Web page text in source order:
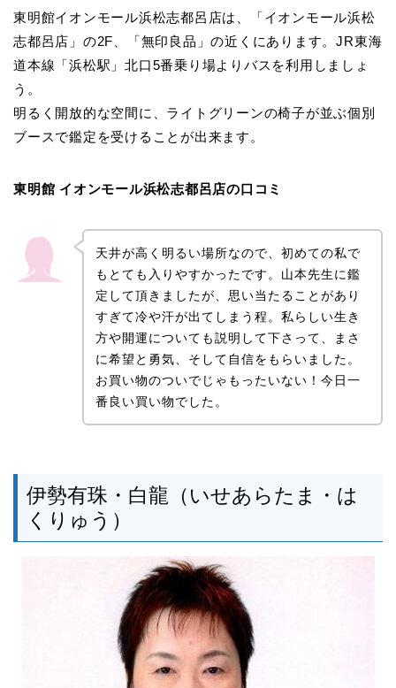
東明館イオンモール浜松志都呂店は、「イオンモール浜松
志都呂店」の2F、「無印良品」の近くにあります。JR東海
道本線「浜松駅」北口5番乗り場よりバスを利用しましょ
う。
明るく開放的な空間に、ライトグリーンの椅子が並ぶ個別
ブースで鑑定を受けることが出来ます。
東明館 イオンモール浜松志都呂店の口コミ
天井が高く明るい場所なので、初めての私で
もとても入りやすかったです。山本先生に鑑
定して頂きましたが、思い当たることがあり
すぎて冷や汗が出てしまう程。私らしい生き
方や開運についても説明して下さって、まさ
に希望と勇気、そして自信をもらいました。
お買い物のついでじゃもったいない！今日一
番良い買い物でした。
伊勢有珠・白龍（いせあらたま・は
くりゅう）